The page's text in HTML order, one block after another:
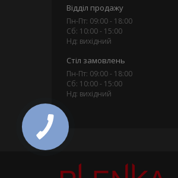
Відділ продажу
Пн-Пт: 09:00 - 18:00
Сб: 10:00 - 15:00
Нд: вихідний
Стіл замовлень
Пн-Пт: 09:00 - 18:00
Сб: 10:00 - 15:00
Нд: вихідний